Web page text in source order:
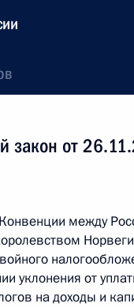
закон от
между
уклонения от
на доходы и